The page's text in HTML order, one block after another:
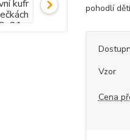
pohodlí
Vzor
Cena